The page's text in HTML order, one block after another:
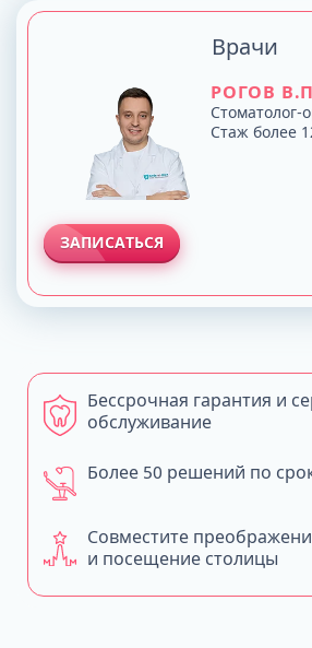
Врачи
РОГОВ
Стоматолог-
Стаж более
ЗАПИСАТЬСЯ
Совместите
и посещение столицы
Бессрочная гарантия и
обслуживание
Более 50 решений по